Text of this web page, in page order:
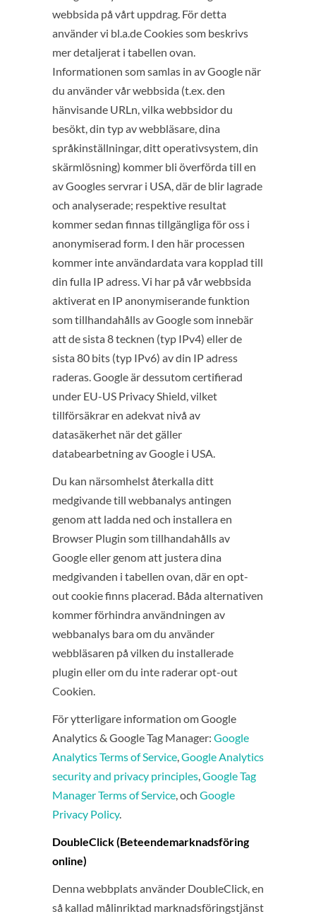
webbsida på vårt uppdrag. För detta
använder vi bl.a.de Cookies som beskrivs
mer detaljerat i tabellen ovan.
Informationen som samlas in av Google när
du använder vår webbsida (t.ex. den
hänvisande URLn, vilka webbsidor du
besökt, din typ av webbläsare, dina
språkinställningar, ditt operativsystem, din
skärmlösning) kommer bli överförda till en
av Googles servrar i USA, där de blir lagrade
och analyserade; respektive resultat
kommer sedan finnas tillgängliga för oss i
anonymiserad form. I den här processen
kommer inte användardata vara kopplad till
din fulla IP adress. Vi har på vår webbsida
aktiverat en IP anonymiserande funktion
som tillhandahålls av Google som innebär
att de sista 8 tecknen (typ IPv4) eller de
sista 80 bits (typ IPv6) av din IP adress
raderas. Google är dessutom certifierad
under EU-US Privacy Shield, vilket
tillförsäkrar en adekvat nivå av
datasäkerhet när det gäller
databearbetning av Google i USA.
Du kan närsomhelst återkalla ditt
medgivande till webbanalys antingen
genom att ladda ned och installera en
Browser Plugin som tillhandahålls av
Google eller genom att justera dina
medgivanden i tabellen ovan, där en opt-
out cookie finns placerad. Båda alternativen
kommer förhindra användningen av
webbanalys bara om du använder
webbläsaren på vilken du installerade
plugin eller om du inte raderar opt-out
Cookien.
För ytterligare information om Google
Analytics & Google Tag Manager: Google
Analytics Terms of Service,Google Analytics
security and privacy principles,Google Tag
Manager Terms of Service, och Google
Privacy Policy.
DoubleClick (Beteendemarknadsföring
online)
Denna webbplats använder DoubleClick, en
så kallad målinriktad marknadsföringstjänst